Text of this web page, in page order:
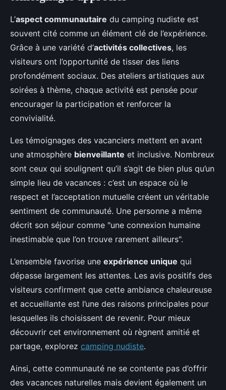
L’aspect communautaire du camping nudiste est
souvent cité comme un élément clé de l’expérience.
Grâce à une variété d’activités collectives, les
visiteurs ont l’opportunité de tisser des liens
profondément sociaux. Des ateliers artistiques aux
soirées à thème, chaque activité est pensée pour
encourager la participation et renforcer la
convivialité.
Les témoignages des vacanciers mettent en avant
une atmosphère bienveillante et inclusive. Nombreux
sont ceux qui soulignent qu’il s’agit de bien plus qu’un
simple lieu de vacances : c’est un espace où le
respect et l’acceptation mutuelle créent un véritable
sentiment de communauté. Une personne a même
décrit son séjour comme "une connexion humaine
inestimable que l’on trouve rarement ailleurs".
L’ensemble favorise une expérience unique qui
dépasse largement les attentes. Les avis positifs des
visiteurs confirment que cette ambiance chaleureuse
et accueillante est l’une des raisons principales pour
lesquelles ils choisissent de revenir. Pour mieux
découvrir cet environnement où règnent amitié et
partage, explorez camping nudiste.
Ainsi, cette communauté ne se contente pas d’offrir
des vacances naturelles mais devient également un